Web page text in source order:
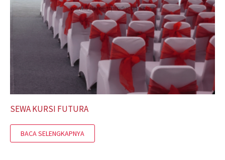
SEWA KURSI FUTURA
BACA SELENGKAPNYA